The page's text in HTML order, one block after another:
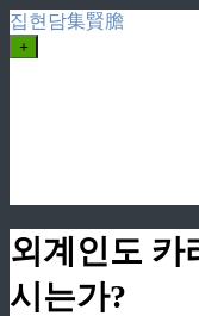
집현담集賢膽
+
외계인도 카
시는가?